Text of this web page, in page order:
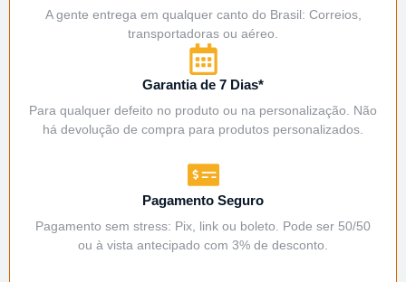
A gente entrega em qualquer canto do Brasil: Correios,
transportadoras ou aéreo.
Garantia de 7 Dias*
Para qualquer defeito no produto ou na personalização. Não
há devolução de compra para produtos personalizados.
Pagamento Seguro
Pagamento sem stress: Pix, link ou boleto. Pode ser 50/50
ou à vista antecipado com 3% de desconto.